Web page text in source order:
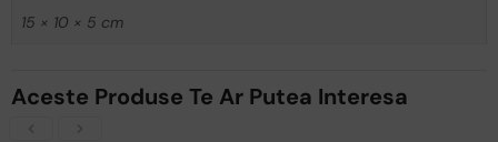
15 × 10 × 5 cm
Aceste Produse Te Ar Putea Interesa